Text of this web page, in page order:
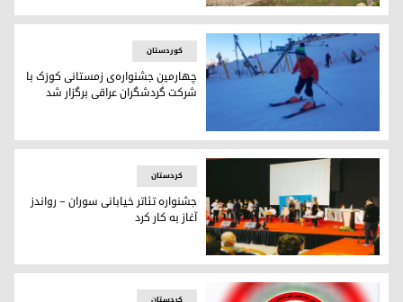
سلطنت شاه محمد بیش از ٢٠ سال به طول انجامید و توپ‌های استاد رجب نقش کلیدی در توسعه پادشاهی وی داشتند
چهارمین جشنواره‌ی زمستانی کورَک با شرکت گردشگران عراقی
کوردستان
چهارمین جشنواره‌ی زمستانی کورَک با
شرکت گردشگران عراقی برگزار شد
آغاز به کار جشنواره تئاتر خیابانی سوران – رواندز
کردستان
جشنواره تئاتر خیابانی سوران – رواندز
آغاز به کار کرد